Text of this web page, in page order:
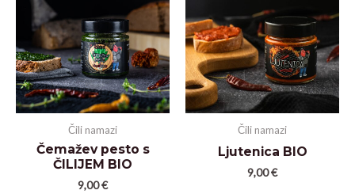
Čili namazi
Čemažev pesto s
ČILIJEM BIO
9,00€
Čili namazi
Ljutenica BIO
9,00€